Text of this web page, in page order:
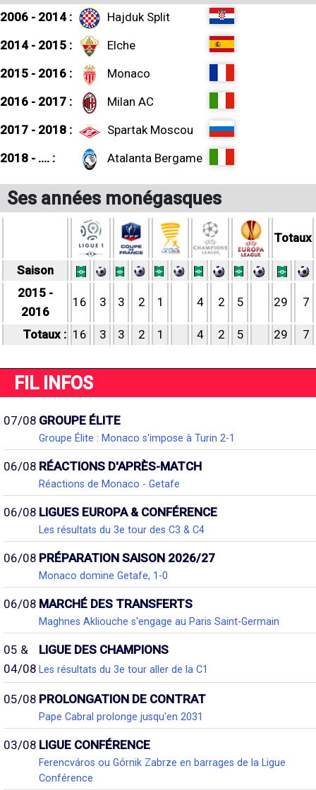
2006 - 2014 :
Hajduk Split
2014 - 2015 :
Elche
2015 - 2016 :
Monaco
2016 - 2017 :
Milan AC
2017 - 2018 :
Spartak Moscou
2018 - .... :
Atalanta Bergame
Ses années monégasques
Totaux
Saison
2015 -
2016
16 3 3 2 1 4 2 5 29 7
Totaux : 16 3 3 2 1 4 2 5 29 7
FIL INFOS
07/08 GROUPE ÉLITE
Groupe Élite : Monaco s'impose à Turin 2-1
06/08 RÉACTIONS D'APRÈS-MATCH
Réactions de Monaco - Getafe
06/08 LIGUES EUROPA & CONFÉRENCE
Les résultats du 3e tour des C3 & C4
06/08 PRÉPARATION SAISON 2026/27
Monaco domine Getafe, 1-0
06/08 MARCHÉ DES TRANSFERTS
Maghnes Akliouche s'engage au Paris Saint-Germain
05 &
04/08
LIGUE DES CHAMPIONS
Les résultats du 3e tour aller de la C1
05/08 PROLONGATION DE CONTRAT
Pape Cabral prolonge jusqu'en 2031
03/08 LIGUE CONFÉRENCE
Ferencváros ou Górnik Zabrze en barrages de la Ligue
Conférence